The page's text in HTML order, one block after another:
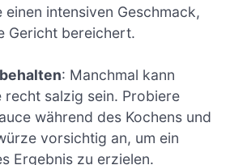
einen intensiven Geschmack,
Gericht bereichert.
: Manchmal kann
recht salzig sein. Probiere
während des Kochens und
vorsichtig an, um ein
Ergebnis zu erzielen.